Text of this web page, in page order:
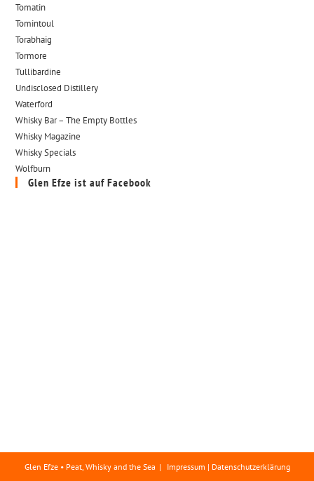
Tomatin
Tomintoul
Torabhaig
Tormore
Tullibardine
Undisclosed Distillery
Waterford
Whisky Bar – The Empty Bottles
Whisky Magazine
Whisky Specials
Wolfburn
Glen Efze ist auf Facebook
Glen Efze • Peat, Whisky and the Sea Impressum | Datenschutzerklärung